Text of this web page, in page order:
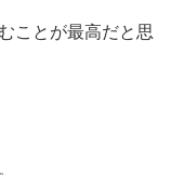
ことが最高だと思